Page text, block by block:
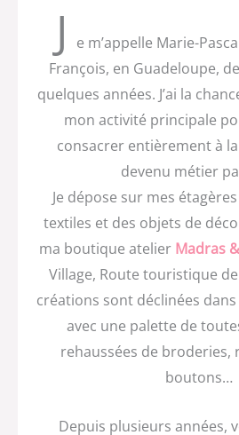
J
e m’appelle Marie-
François, en Guadeloupe,
quelques années. J’ai la
mon activité principale
consacrer entièrement à
devenu métier
Je dépose sur mes
textiles et des objets de
ma boutique atelier Madras
Village, Route touristique
créations sont déclinées
avec une palette de
rehaussées de broderies,
boutons…
Depuis plusieurs années,